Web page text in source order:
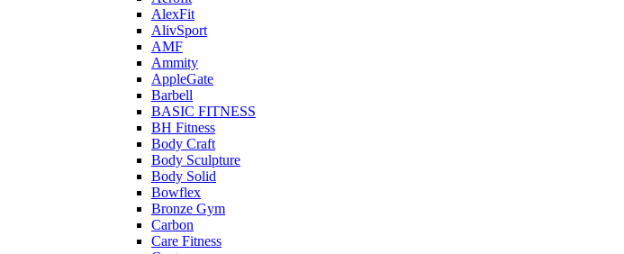
AlexFit
AlivSport
AMF
Ammity
AppleGate
Barbell
BASIC FITNESS
BH Fitness
Body Craft
Body Sculpture
Body Solid
Bowflex
Bronze Gym
Carbon
Care Fitness